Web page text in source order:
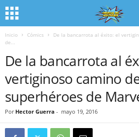
Inicio Cómics
De la bancarrota al éxito: el
de...
De la bancarrota al
vertiginoso camino
superhéroes de
Por Hector Guerra - mayo 19, 2016